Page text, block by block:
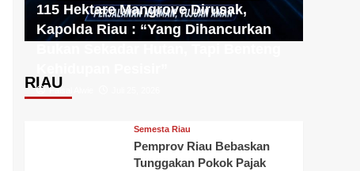
RIAU
115 Hektare Mangrove Dirusak,
Kapolda Riau : “Yang Dihancurkan
Faisal Alwie
Semesta Riau
Pemprov Riau Bebaskan
Tunggakan Pokok Pajak